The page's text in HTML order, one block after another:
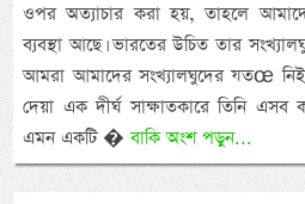
ওপর অত্যাচার করা হয়, তাহলে
ব্যবস্থা আছে। ভারতের উচিত তার
আমরা আমাদের সংখ্যালঘুদের যতœ নিই।
দেয়া এক দীর্ঘ সাক্ষাতকারে তিনি এসব
এমন একটি �বাকি অংশ পড়ুন...